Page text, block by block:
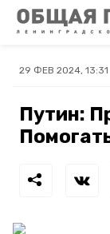
29 ФЕВ 2024, 13:31
Путин: